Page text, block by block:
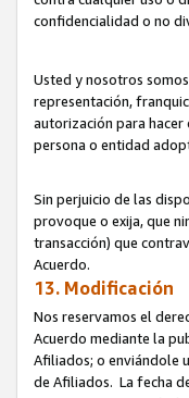
confidencialidad o no
Usted y nosotros
representación,
autorización para
persona o entidad
Sin perjuicio de las
provoque o exija, que
transacción) que
Acuerdo.
13. Modificación
Nos reservamos el
Acuerdo mediante la
Afiliados; o enviándole
de Afiliados. La fecha